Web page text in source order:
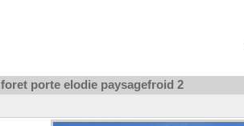
foret porte elodie paysagefroid 2